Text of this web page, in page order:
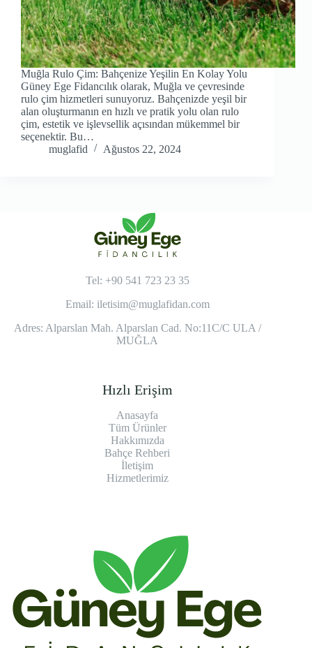
Muğla Rulo Çim: Bahçenize Yeşilin En Kolay Yolu
Güney Ege Fidancılık olarak, Muğla ve çevresinde
rulo çim hizmetleri sunuyoruz. Bahçenizde yeşil bir
alan oluşturmanın en hızlı ve pratik yolu olan rulo
çim, estetik ve işlevsellik açısından mükemmel bir
seçenektir. Bu…
muglafid
Ağustos 22, 2024
Tel: +90 541 723 23 35
Email: iletisim@muglafidan.com
Adres: Alparslan Mah. Alparslan Cad. No:11C/C ULA /
MUĞLA
Hızlı Erişim
Anasayfa
Tüm Ürünler
Hakkımızda
Bahçe Rehberi
İletişim
Hizmetlerimiz